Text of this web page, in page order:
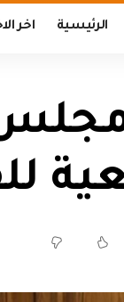
الرئيسية اخر